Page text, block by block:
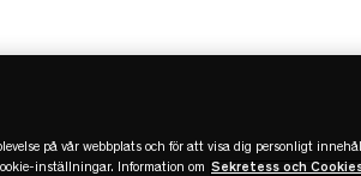
på vår webbplats och för att visa dig personligt
inställningar. Information om Sekretess och